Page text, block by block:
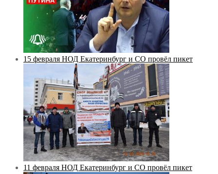
15 февраля НОД Екатеринбург и СО провёл пикет
11 февраля НОД Екатеринбург и СО провёл пикет